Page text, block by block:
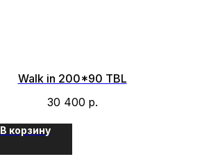
Walk in 200*90 TBL
30 400 р.
В корзину